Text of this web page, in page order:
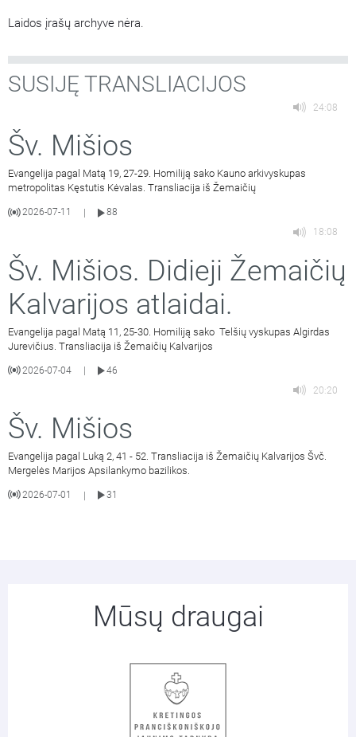
Laidos įrašų archyve nėra.
SUSIJĘ TRANSLIACIJOS
24:08
Šv. Mišios
Evangelija pagal Matą 19, 27-29. Homiliją sako Kauno arkivyskupas
metropolitas Kęstutis Kėvalas. Transliacija iš Žemaičių
2026-07-11
88
18:08
Šv. Mišios. Didieji Žemaičių
Kalvarijos atlaidai.
Evangelija pagal Matą 11, 25-30. Homiliją sako Telšių vyskupas Algirdas
Jurevičius. Transliacija iš Žemaičių Kalvarijos
2026-07-04
46
20:20
Šv. Mišios
Evangelija pagal Luką 2, 41 - 52. Transliacija iš Žemaičių Kalvarijos Švč.
Mergelės Marijos Apsilankymo bazilikos.
2026-07-01 | 31
Mūsų draugai